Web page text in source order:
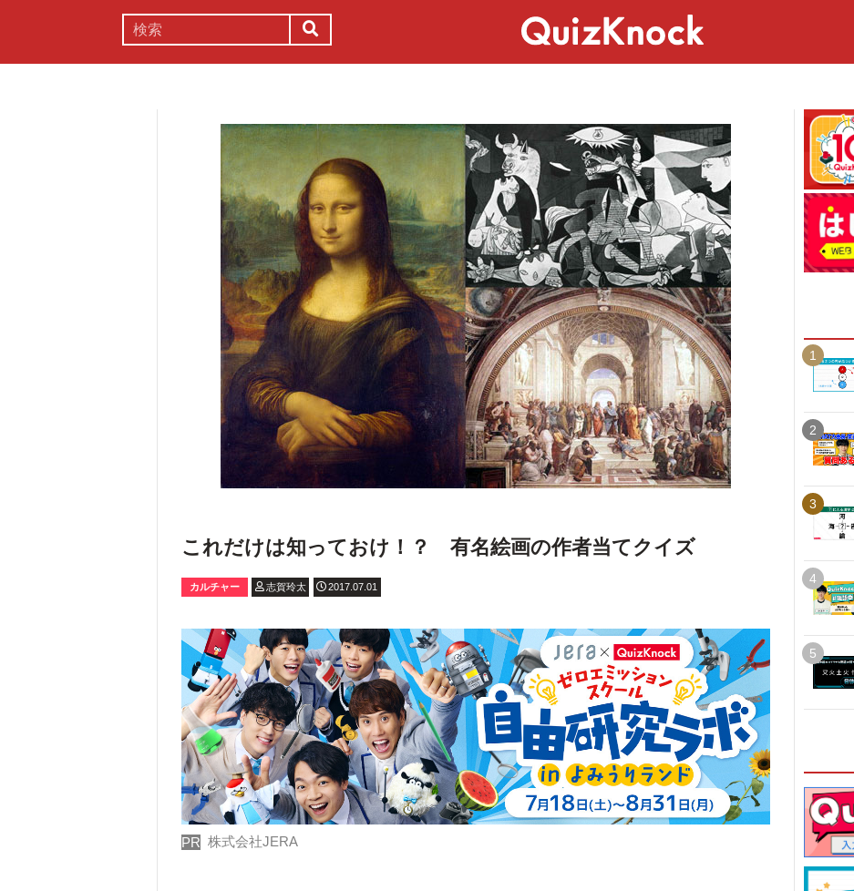
これだけは知っておけ！？ 有名絵画の作者当てクイズ
カルチャー 志賀玲太 2017.07.01
PR 株式会社JERA
1
2
3
4
5